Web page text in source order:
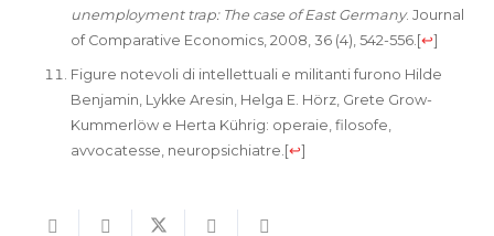
unemployment trap: The case of East Germany. Journal
of Comparative Economics, 2008, 36 (4), 542-556. [↩]
Figure notevoli di intellettuali e militanti furono Hilde
Benjamin, Lykke Aresin, Helga E. Hörz, Grete Grow-
Kummerlöw e Herta Kührig: operaie, filosofe,
avvocatesse, neuropsichiatre. [↩]